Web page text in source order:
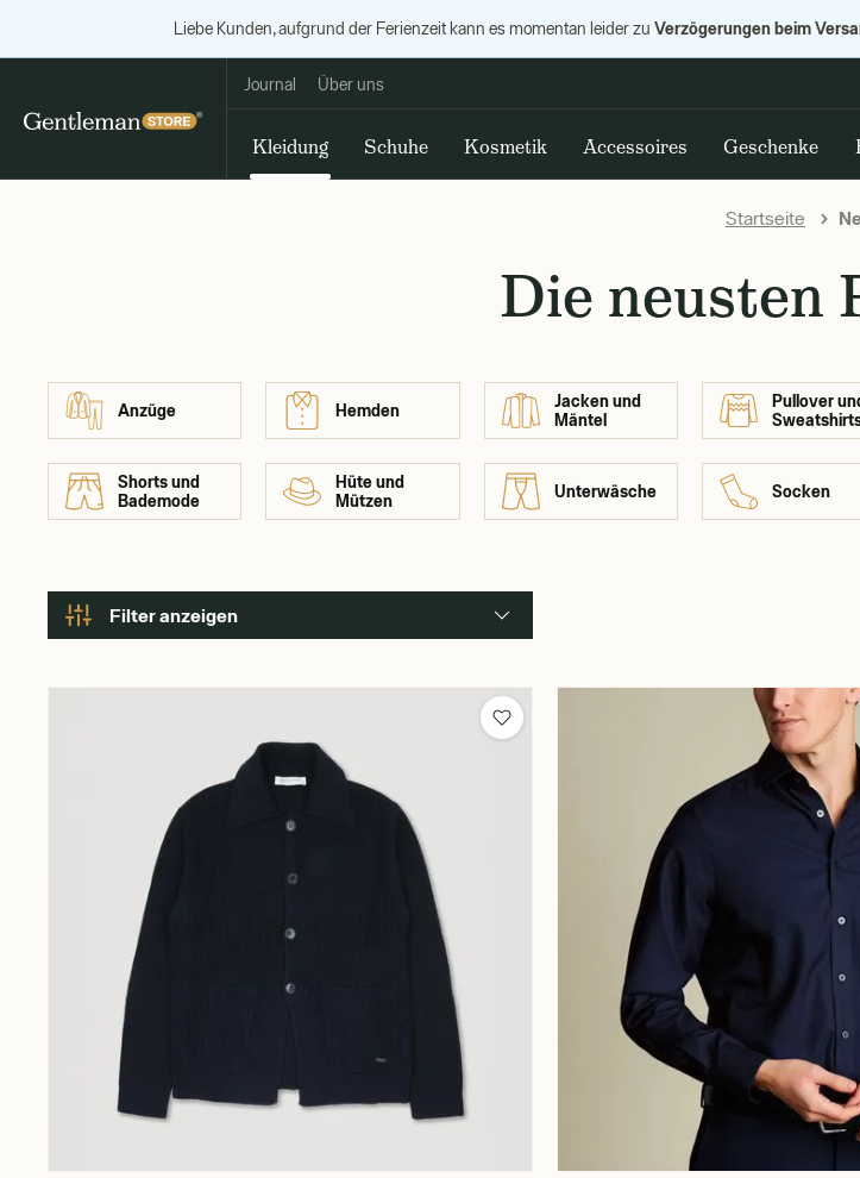
Liebe Kunden, aufgrund der Ferienzeit kann es momentan leider zu Verzögerungen beim
Journal Über uns
Kleidung Schuhe Kosmetik Accessoires Geschenke
Startseite
Die neusten
Anzüge Hemden
Jacken und
Mäntel
Pullover
Shorts und
Bademode
Hüte und
Mützen
Unterwäsche Socken
Filter anzeigen